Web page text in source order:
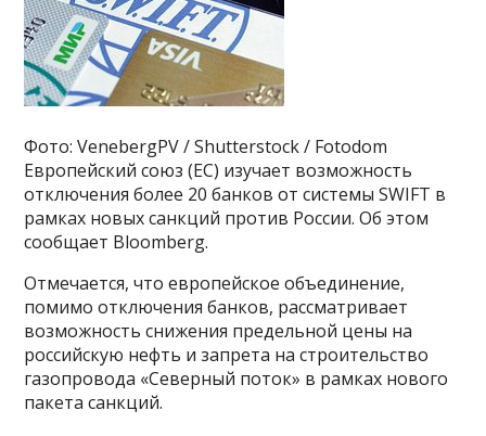
Фото: VenebergPV / Shutterstock / Fotodom
Европейский союз (ЕС) изучает возможность
отключения более 20 банков от системы SWIFT в
рамках новых санкций против России. Об этом
сообщает Bloomberg.
Отмечается, что европейское объединение,
помимо отключения банков, рассматривает
возможность снижения предельной цены на
российскую нефть и запрета на строительство
газопровода «Северный поток» в рамках нового
пакета санкций.